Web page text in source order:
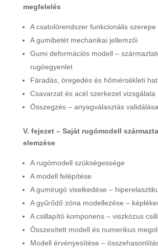
megfelelés
A csatolórendszer funkcionális szerepe
A gumibetét mechanikai jellemzői
Gumi deformációs modell –
rugóegyenlet
Fáradás, öregedés és hőmérsékleti
Csavarzat és acél szerkezet vizsgálata
Összegzés – anyagválasztás validálása
V. fejezet – Saját rugómodell
elemzése
A rugómodell szükségessége
A modell felépítése
A gumirugó viselkedése –
A gyűrődő zóna modellezése –
A csillapító komponens – viszkózus
Összesített modell és numerikus
Modell érvényesítése –